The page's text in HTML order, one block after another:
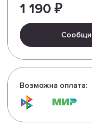
1 190 ₽
Возможна оплата: